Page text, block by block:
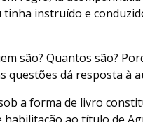
instruído e
são? Quantos são?
questões dá resposta à
a forma de livro